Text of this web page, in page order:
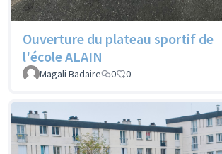
Ouverture du plateau sportif de
l'école ALAIN
Magali Badaire 0 0